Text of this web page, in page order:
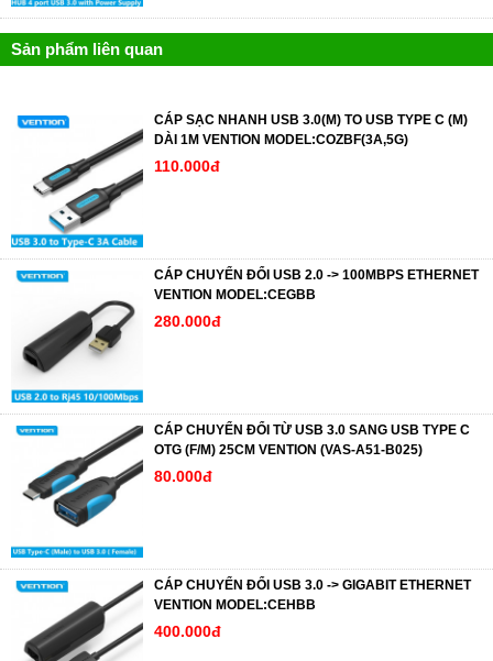
Sản phẩm liên quan
CÁP SẠC NHANH USB 3.0(M) TO USB TYPE C (M)
DÀI 1M VENTION MODEL:COZBF(3A,5G)
110.000đ
CÁP CHUYỂN ĐỔI USB 2.0 -> 100MBPS ETHERNET
VENTION MODEL:CEGBB
280.000đ
CÁP CHUYỂN ĐỔI TỪ USB 3.0 SANG USB TYPE C
OTG (F/M) 25CM VENTION (VAS-A51-B025)
80.000đ
CÁP CHUYỂN ĐỔI USB 3.0 -> GIGABIT ETHERNET
VENTION MODEL:CEHBB
400.000đ